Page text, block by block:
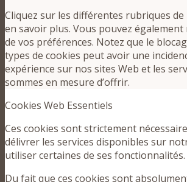
Cliquez sur les différentes rubriques
en savoir plus. Vous pouvez
de vos préférences. Notez que le
types de cookies peut avoir une
expérience sur nos sites Web et les
sommes en mesure d’offrir.
Cookies Web Essentiels
Ces cookies sont strictement
délivrer les services disponibles sur
utiliser certaines de ses fonctionnalités.
Du fait que ces cookies sont